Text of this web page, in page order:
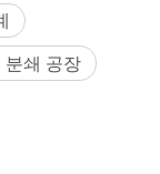
분쇄 공장